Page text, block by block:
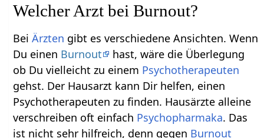
Welcher Arzt bei Burnout?
BeiÄrzten gibt es verschiedene Ansichten. Wenn
Du einen Burnout
hast, wäre die Überlegung
ob Du vielleicht zu einem Psychotherapeuten
gehst. Der Hausarzt kann Dir helfen, einen
Psychotherapeuten zu finden. Hausärzte alleine
verschreiben oft einfach Psychopharmaka. Das
ist nicht sehr hilfreich, denn gegen Burnout